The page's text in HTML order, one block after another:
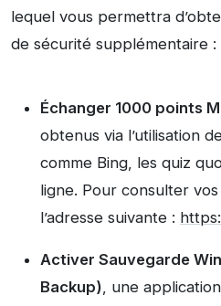
lequel vous permettra
de sécurité supplémentaire :
Échanger 1000 points
obtenus via l’utilisation
comme Bing, les quiz
ligne. Pour consulter
l’adresse suivante :
Activer Sauvegarde
Backup), une